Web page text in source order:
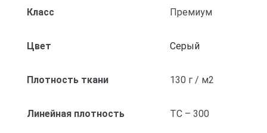
Класс Премиум
Цвет Серый
Плотность ткани 130 г / м2
Линейная плотность ТС – 300